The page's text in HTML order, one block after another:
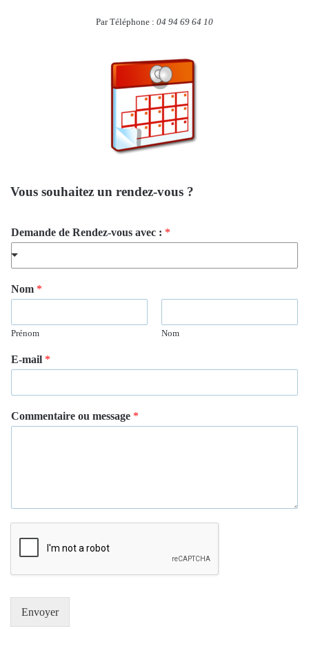
Par Téléphone : 04 94 69 64 10
Vous souhaitez un rendez-vous ?
Demande de Rendez-vous avec : *
Nom *
Prénom Nom
E-mail *
Commentaire ou message *
Envoyer